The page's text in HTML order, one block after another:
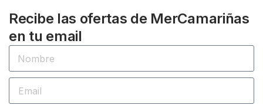
Recibe las ofertas de MerCamariñas
en tu email